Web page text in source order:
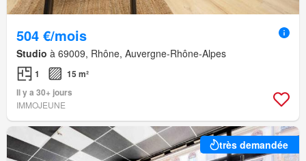
504 €/mois
Studio à 69009, Rhône, Auvergne-Rhône-Alpes
1
15 m²
Il y a 30+ jours
IMMOJEUNE
très demandée